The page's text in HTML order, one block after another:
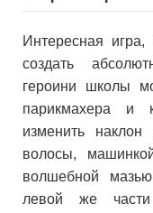
Интересная
создать
героини школы
парикмахера и
изменить наклон
волосы,
волшебной
левой же части